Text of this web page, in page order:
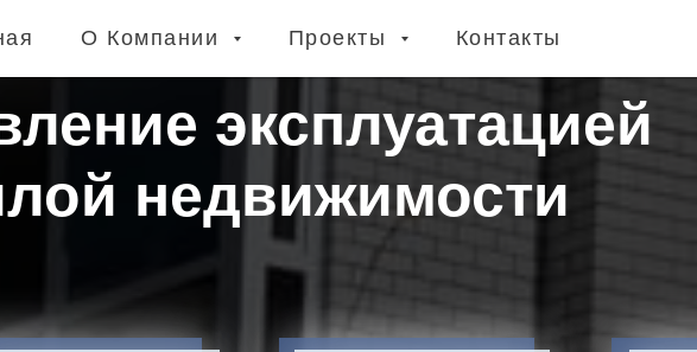
О Компании Проекты Контакты
эксплуатацией
недвижимости